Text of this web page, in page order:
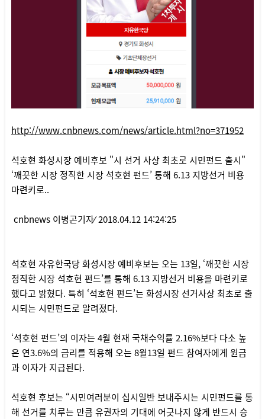
http://www.cnbnews.com/news/article.html?no=371952
석호현 화성시장 예비후보 "시 선거 사상 최초로 시민펀드 출시"
‘깨끗한 시장 정직한 시장 석호현 펀드’ 통해 6.13 지방선거 비용
마련키로..
cnbnews 이병곤기자⁄ 2018.04.12 14:24:25
석호현 자유한국당 화성시장 예비후보는 오는 13일, ‘깨끗한 시장
정직한 시장 석호현 펀드’를 통해 6.13 지방선거 비용을 마련키로
했다고 밝혔다. 특히 ‘석호현 펀드’는 화성시장 선거사상 최초로 출
시되는 시민펀드로 알려졌다.
‘석호현 펀드’의 이자는 4월 현재 국채수익률 2.16%보다 다소 높
은 연3.6%의 금리를 적용해 오는 8월13일 펀드 참여자에게 원금
과 이자가 지급된다.
석호현 후보는 “시민여러분이 십시일반 보내주시는 시민펀드를 통
해 선거를 치루는 만큼 유권자의 기대에 어긋나지 않게 반드시 승